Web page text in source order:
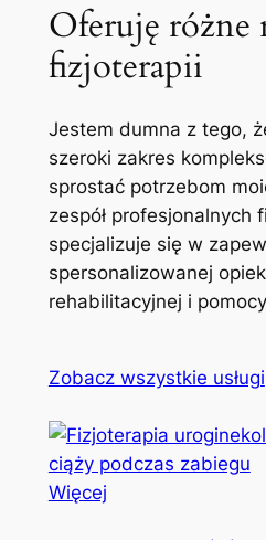
Oferuję różne
fizjoterapii
Jestem dumna z tego,
szeroki zakres
sprostać potrzebom
zespół profesjonalnych
specjalizuje się w
spersonalizowanej
rehabilitacyjnej i
Zobacz wszystkie usługi
Więcej